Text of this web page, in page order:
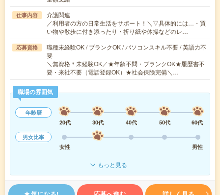
仕事内容
介護関連
／利用者の方の日常生活をサポート！＼▽具体的には…・買
い物や散歩に付き添ったり・折り紙や体操などのレ…
応募資格
職種未経験OK / ブランクOK / パソコンスキル不要 / 英語力不
要
＼無資格＊未経験OK／★年齢不問・ブランクOK★履歴書不
要・来社不要（電話登録OK）★社会保険完備＼…
職場の雰囲気
年齢層
20代
30代 40代 50代
60代
男女比率
女性
男性
もっと見る